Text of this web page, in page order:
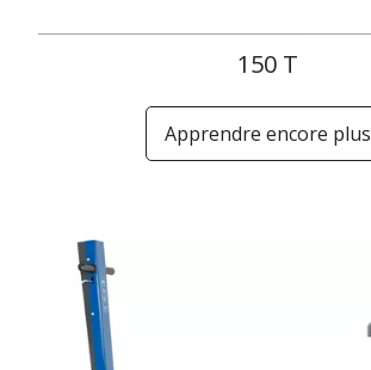
150 T
Apprendre encore plus